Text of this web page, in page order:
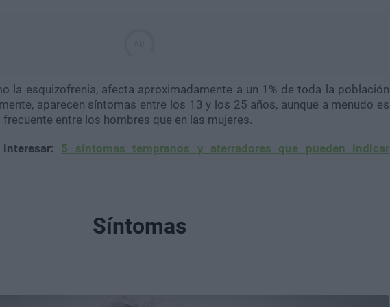
la esquizofrenia, afecta aproximadamente a un 1% de toda la población
aparecen síntomas entre los 13 y los 25 años, aunque a menudo es
entre los hombres que en las mujeres.
5 síntomas tempranos y aterradores que pueden indicar
Síntomas